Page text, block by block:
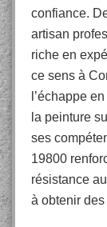
confiance.
artisan
riche en
ce sens à
l’échappe
la peinture
ses
19800
résistance
à obtenir